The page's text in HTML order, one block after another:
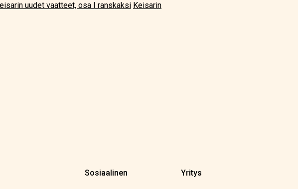
uudet vaatteet, osa I ranskaksi Keisarin
Sosiaalinen Yritys